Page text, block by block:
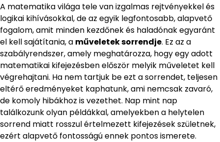
A matematika világa tele van izgalmas rejtvényekkel és
logikai kihívásokkal, de az egyik legfontosabb, alapvető
fogalom, amit minden kezdőnek és haladónak egyaránt
el kell sajátítania, a műveletek sorrendje. Ez az a
szabályrendszer, amely meghatározza, hogy egy adott
matematikai kifejezésben először melyik műveletet kell
végrehajtani. Ha nem tartjuk be ezt a sorrendet, teljesen
eltérő eredményeket kaphatunk, ami nemcsak zavaró,
de komoly hibákhoz is vezethet. Nap mint nap
találkozunk olyan példákkal, amelyekben a helytelen
sorrend miatt rosszul értelmezett kifejezések születnek,
ezért alapvető fontosságú ennek pontos ismerete.